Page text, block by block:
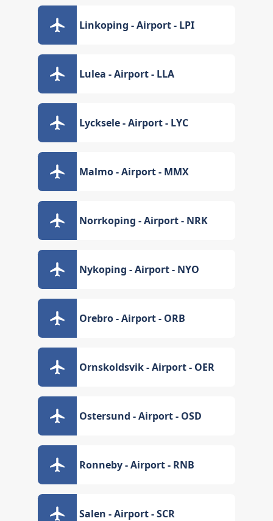
Linkoping - Airport - LPI
Lulea - Airport - LLA
Lycksele - Airport - LYC
Malmo - Airport - MMX
Norrkoping - Airport - NRK
Nykoping - Airport - NYO
Orebro - Airport - ORB
Ornskoldsvik - Airport - OER
Ostersund - Airport - OSD
Ronneby - Airport - RNB
Salen - Airport - SCR